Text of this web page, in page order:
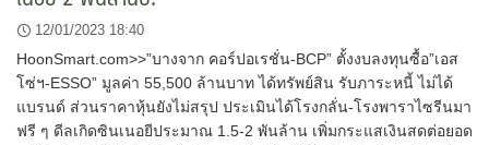
12/01/2023 18:40
HoonSmart.com>>”บางจาก คอร์ปอเรชั่น-BCP” ตั้งงบลงทุนซื้อ”เอส
โซ่ฯ-ESSO” มูลค่า 55,500 ล้านบาท ได้ทรัพย์สิน รับภาระหนี้ ไม่ได้
แบรนด์ ส่วนราคาหุ้นยังไม่สรุป ประเมินได้โรงกลั่น-โรงพาราไซรีนมา
ฟรี ๆ ดีลเกิดซินเนอยีประมาณ 1.5-2 พันล้าน เพิ่มกระแสเงินสดต่อยอด